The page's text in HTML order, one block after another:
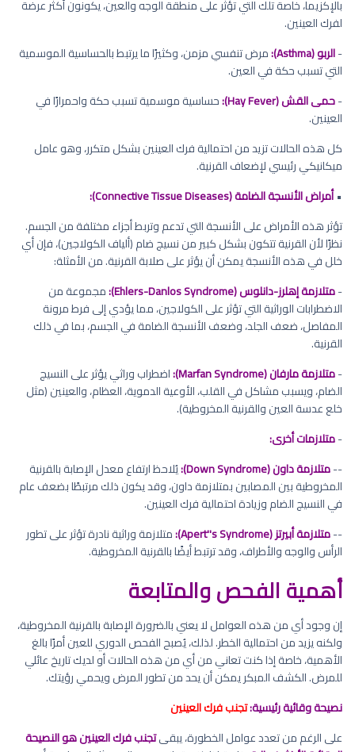
بالإكزيما، خاصة تلك التي تؤثر على منطقة الوجه والعين، يكونون أكثر عرضة
لفرك العينين.
-الربو (Asthma):
مرض تنفسي مزمن، وكثيرًا ما يرتبط بالحساسية الموسمية
التي تسبب حكة في العين.
-حمى القش (Hay Fever):
حساسية موسمية تسبب حكة واحمرارًا في
العينين.
كل هذه الحالات تزيد من احتمالية فرك العينين بشكل متكرر، وهو عامل
ميكانيكي رئيسي لإضعاف القرنية.
•أمراض الأنسجة الضامة (Connective Tissue Diseases):
تؤثر هذه الأمراض على الأنسجة التي تدعم وتربط أجزاء مختلفة من الجسم.
نظرًا لأن القرنية تتكون بشكل كبير من نسيج ضام (ألياف الكولاجين)، فإن أي
خلل في هذه الأنسجة يمكن أن يؤثر على صلابة القرنية. من الأمثلة:
-متلازمة إهلرز-دانلوس (Ehlers-Danlos Syndrome):
مجموعة من
الاضطرابات الوراثية التي تؤثر على الكولاجين، مما يؤدي إلى فرط مرونة
المفاصل، ضعف الجلد، وضعف الأنسجة الضامة في الجسم، بما في ذلك
القرنية.
-متلازمة مارفان (Marfan Syndrome):
اضطراب وراثي يؤثر على النسيج
الضام، ويسبب مشاكل في القلب، الأوعية الدموية، العظام، والعينين (مثل
خلع عدسة العين والقرنية المخروطية).
-متلازمات أخرى:
--متلازمة داون (Down Syndrome):
يُلاحظ ارتفاع معدل الإصابة بالقرنية
المخروطية بين المصابين بمتلازمة داون، وقد يكون ذلك مرتبطًا بضعف عام
في النسيج الضام وزيادة احتمالية فرك العينين.
--متلازمة أبيرتز (Apert''s Syndrome):
متلازمة وراثية نادرة تؤثر على تطور
الرأس والوجه والأطراف، وقد ترتبط أيضًا بالقرنية المخروطية.
أهمية الفحص والمتابعة
إن وجود أي من هذه العوامل لا يعني بالضرورة الإصابة بالقرنية المخروطية،
ولكنه يزيد من احتمالية الخطر. لذلك، يُصبح الفحص الدوري للعين أمرًا بالغ
الأهمية، خاصة إذا كنت تعاني من أي من هذه الحالات أو لديك تاريخ عائلي
للمرض. الكشف المبكر يمكن أن يحد من تطور المرض ويحمي رؤيتك.
نصيحة وقائية رئيسية:تجنب فرك العينين
على الرغم من تعدد عوامل الخطورة، يبقىتجنب فرك العينين هو النصيحة